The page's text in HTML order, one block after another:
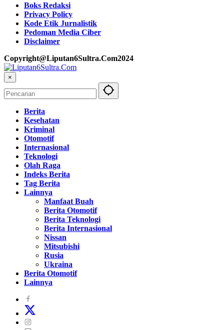
Boks Redaksi
Privacy Policy
Kode Etik Jurnalistik
Pedoman Media Ciber
Disclaimer
Copyright@Liputan6Sultra.Com2024
×
Berita
Kesehatan
Kriminal
Otomotif
Internasional
Teknologi
Olah Raga
Indeks Berita
Tag Berita
Lainnya
Manfaat Buah
Berita Otomotif
Berita Teknologi
Berita Internasional
Nissan
Mitsubishi
Rusia
Ukraina
Berita Otomotif
Lainnya